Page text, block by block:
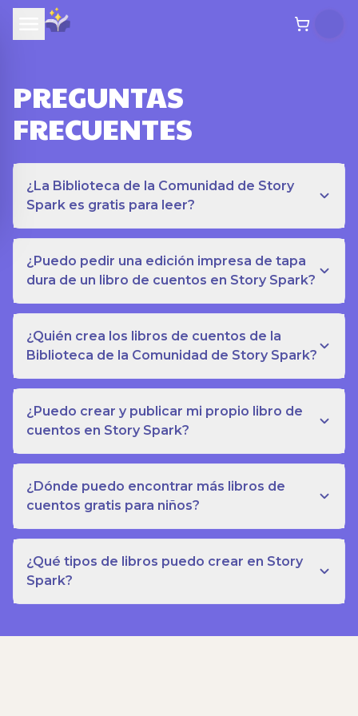
PREGUNTAS
FRECUENTES
¿La Biblioteca de la Comunidad de Story
Spark es gratis para leer?
¿Puedo pedir una edición impresa de tapa
dura de un libro de cuentos en Story Spark?
¿Quién crea los libros de cuentos de la
Biblioteca de la Comunidad de Story Spark?
¿Puedo crear y publicar mi propio libro de
cuentos en Story Spark?
¿Dónde puedo encontrar más libros de
cuentos gratis para niños?
¿Qué tipos de libros puedo crear en Story
Spark?